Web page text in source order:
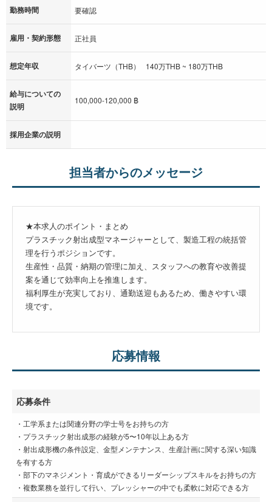
勤務時間 要確認
雇用・契約形態 正社員
想定年収 タイバーツ（THB） 140万THB ~ 180万THB
給与についての
説明
100,000-120,000 ฿
採用企業の説明
担当者からのメッセージ
★本求人のポイント・まとめ
プラスチック射出成型マネージャーとして、製造工程の統括管
理を行うポジションです。
生産性・品質・納期の管理に加え、スタッフへの教育や改善提
案を通じて効率向上を推進します。
福利厚生が充実しており、通勤送迎もあるため、働きやすい環
境です。
応募情報
応募条件
・工学系または関連分野の学士号をお持ちの方
・プラスチック射出成形の経験が5〜10年以上ある方
・射出成形機の条件設定、金型メンテナンス、生産計画に関する深い知識
を有する方
・部下のマネジメント・育成ができるリーダーシップスキルをお持ちの方
・複数業務を並行して行い、プレッシャーの中でも柔軟に対応できる方